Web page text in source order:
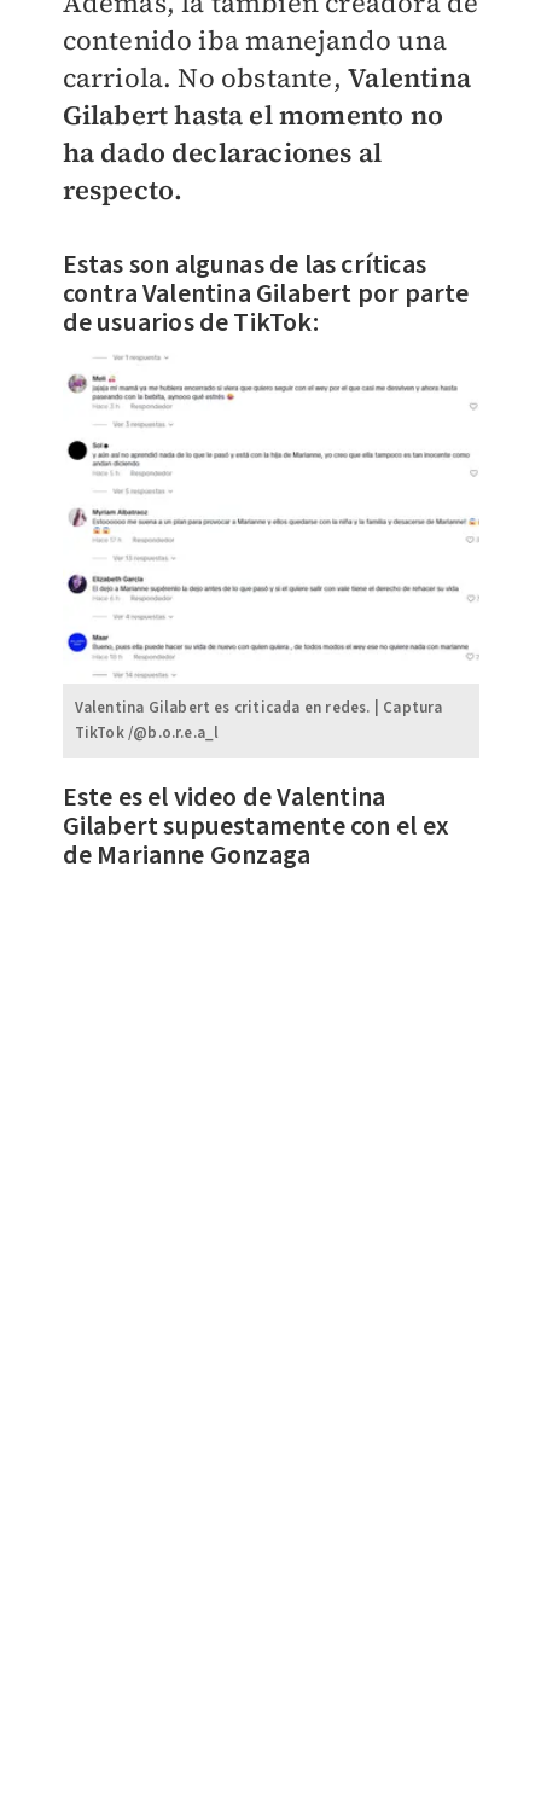
contenido iba manejando una
carriola. No obstante,Valentina
Gilabert hasta el momento no
ha dado declaraciones al
respecto.
Estas son algunas de las críticas
contraValentina Gilabert por parte
de usuarios de TikTok:
Valentina Gilabert es criticada en redes. | Captura
TikTok /@b.o.r.e.a_l
Este es el video de Valentina
Gilabert supuestamente con el ex
de Marianne Gonzaga